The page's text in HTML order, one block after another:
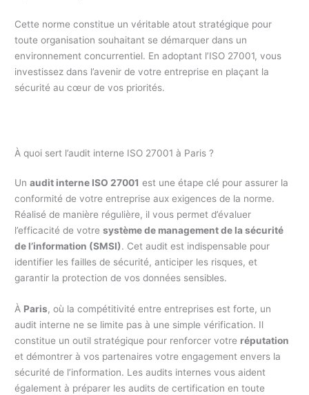
Cette norme constitue un véritable atout stratégique pour
toute organisation souhaitant se démarquer dans un
environnement concurrentiel. En adoptant l’ISO 27001, vous
investissez dans l’avenir de votre entreprise en plaçant la
sécurité au cœur de vos priorités.
À quoi sert l’audit interne ISO 27001 à Paris ?
Unaudit interne ISO 27001 est une étape clé pour assurer la
conformité de votre entreprise aux exigences de la norme.
Réalisé de manière régulière, il vous permet d’évaluer
l’efficacité de votresystème de management de la sécurité
de l’information (SMSI). Cet audit est indispensable pour
identifier les failles de sécurité, anticiper les risques, et
garantir la protection de vos données sensibles.
À Paris, où la compétitivité entre entreprises est forte, un
audit interne ne se limite pas à une simple vérification. Il
constitue un outil stratégique pour renforcer votre réputation
et démontrer à vos partenaires votre engagement envers la
sécurité de l’information. Les audits internes vous aident
également à préparer les audits de certification en toute